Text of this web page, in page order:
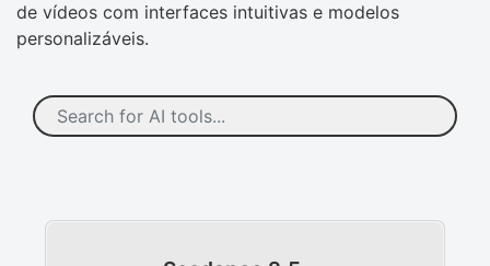
de vídeos com interfaces intuitivas e modelos
personalizáveis.